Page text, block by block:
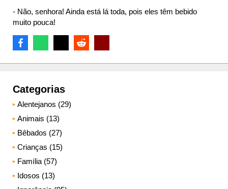
- Não, senhora! Ainda está lá toda, pois eles têm bebido
muito pouca!
Categorias
Alentejanos (29)
Animais (13)
Bêbados (27)
Crianças (15)
Família (57)
Idosos (13)